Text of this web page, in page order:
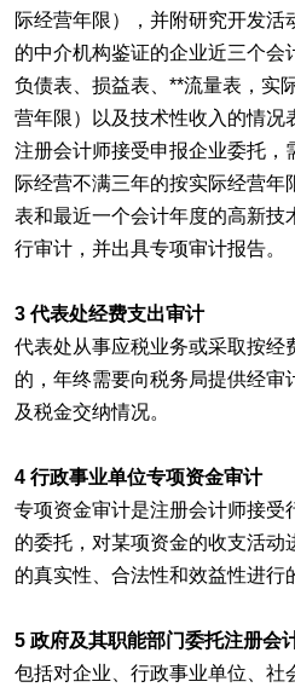
际经营年限），并附研究开发
的中介机构鉴证的企业近三个会
负债表、损益表、**流量表，实
营年限）以及技术性收入的情况
注册会计师接受申报企业委托，
际经营不满三年的按实际经营年
表和最近一个会计年度的高新技
行审计，并出具专项审计报告。
3 代表处经费支出审计
代表处从事应税业务或采取按经
的，年终需要向税务局提供经审
及税金交纳情况。
4 行政事业单位专项资金审计
专项资金审计是注册会计师接受
的委托，对某项资金的收支活动
的真实性、合法性和效益性进行
5 政府及其职能部门委托注册会
包括对企业、行政事业单位、社